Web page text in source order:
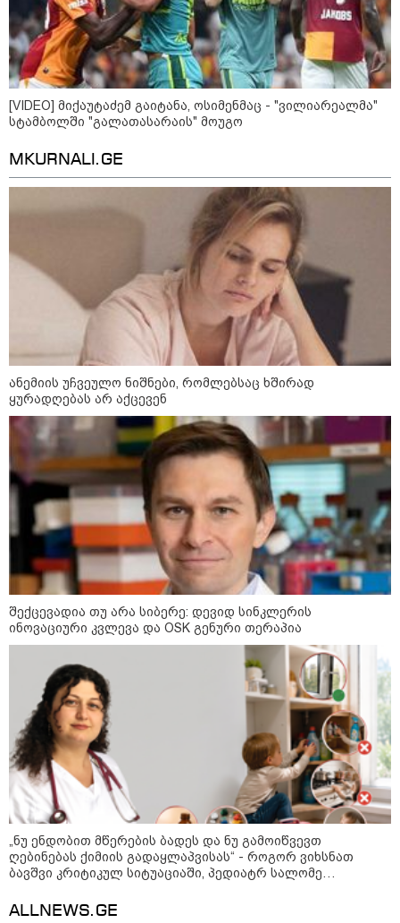
როგორ ჩავიცვათ 40 წლის
შემდეგ: მილიონერების
სტილისტის 8 ოქროს წესი და
აუცილებელი სამოსი
მსოფლიო
13:15 / 08-08-2026
უძველესი სენი და ეპიდემია: აშშ-ში
ერთდროულად კეთრს და ნაწლავურ
ინფექციას ებრძვიან - რა უნდა ვიცოდეთ
და რამდენად სახიფათოა
რუსული მხარის ინფორმაციით,
უკრაინამ ბელგოროდზე
დრონებით იერიში მიიტანა,
დაიღუპა 3 ადამიანი და
10:17 / 09-08-2026
რუსებმა ხარკოვს და ოდესას
დაარტყეს, არიან დაღუპულები
და დაშავებულები - რა
ინფორმაციას ავრცელებს
ხარკოვის მერი?
[VIDEO] მიქაუტაძემ გაიტანა, ოსიმენმაც - "ვილიარეალმა"
სტამბოლში "გალათასარაის" მოუგო
MKURNALI.GE
ანემიის უჩვეულო ნიშნები, რომლებსაც ხშირად
ყურადღებას არ აქცევენ
შექცევადია თუ არა სიბერე: დევიდ სინკლერის
ინოვაციური კვლევა და OSK გენური თერაპია
„ნუ ენდობით მწერების ბადეს და ნუ გამოიწვევთ
ღებინებას ქიმიის გადაყლაპვისას“ - როგორ ვიხსნათ
ბავშვი კრიტიკულ სიტუაციაში, პედიატრ სალომე
ALLNEWS.GE